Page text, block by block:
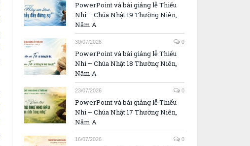
PowerPoint và bài giảng lễ Thiếu
Nhi – Chúa Nhật 19 Thường Niên,
Năm A
30/07/2026 0
PowerPoint và bài giảng lễ Thiếu
Nhi – Chúa Nhật 18 Thường Niên,
Năm A
23/07/2026 0
PowerPoint và bài giảng lễ Thiếu
Nhi – Chúa Nhật 17 Thường Niên,
Năm A
16/07/2026 0